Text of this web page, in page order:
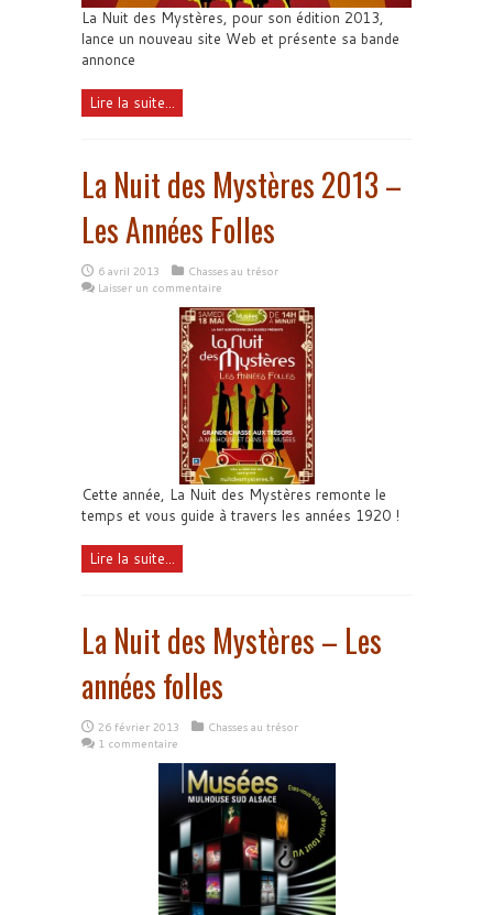
La Nuit des Mystères, pour son édition 2013,
lance un nouveau site Web et présente sa bande
annonce
Lire la suite...
La Nuit des Mystères 2013 –
Les Années Folles
6 avril 2013
Chasses au trésor
Laisser un commentaire
Cette année, La Nuit des Mystères remonte le
temps et vous guide à travers les années 1920 !
Lire la suite...
La Nuit des Mystères – Les
années folles
26 février 2013
Chasses au trésor
1 commentaire